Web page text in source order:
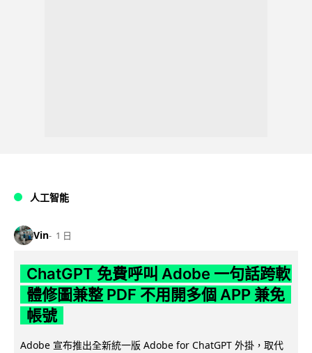
人工智能
Vin 1 日
ChatGPT 免費呼叫 Adobe 一句話跨軟
體修圖兼整 PDF 不用開多個 APP 兼免
帳號
Adobe 宣布推出全新統一版 Adobe for ChatGPT 外掛，取代